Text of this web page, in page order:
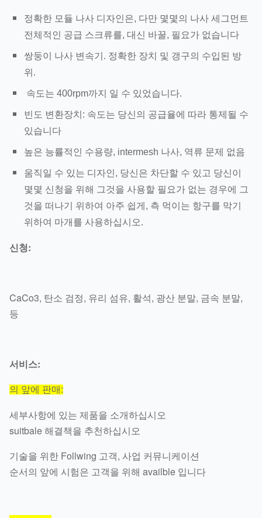
정확한 모듈 나사 디자인은, 다만 몇몇의 나사 세그먼트
전체적인 공급 스크류를, 대신 바꿀, 필요가 없습니다
쌍둥이 나사 변속기. 정확한 장치 및 갱구의 수입된 방
위.
속도는 400rpm까지 일 수 있었습니다.
빈도 변환장치: 속도는 당신의 공급율에 따라 통제될 수
있습니다
높은 능률적인 수용량, intermesh 나사, 역류 문제 없음
움직일 수 있는 디자인, 당신은 차단할 수 있고 당신이
몇몇 신청을 위해 그것을 사용할 필요가 없는 경우에 그
것을 떠나기 위하여 아주 쉽게, 측 먹이는 항구를 막기
위하여 마개를 사용하십시오.
신청:
CaCo3, 탄소 검정, 유리 섬유, 활석, 광산 분말, 금속 분말,
등
서비스:
의 앞에 판매:
세부사항에 있는 제품을 소개하십시오
suitbale 해결책을 추천하십시오
기술을 위한 Follwing 고객, 사업 커뮤니케이션
순서의 앞에 시험은 고객을 위해 availble 입니다